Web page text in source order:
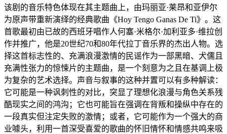
该剧的音乐特色体现在其主题曲上，由玛丽亚·莱昂和亚伊尔
为原声带重新演绎的经典歌曲《Hoy Tengo Ganas De Ti》。这
首歌最初由已故的西班牙唱作人何塞·米格尔·加利亚多·维拉创
作并推广，他是20世纪70和80年代拉丁音乐界的杰出人物。选
择这首标志性的、充满浪漫激情的民谣作为一部黑暗、犬儒且
充满性张力的惊悚片的主题曲，是一个刻意为之且在基调上极
为复杂的艺术选择。声音与叙事的这种并置可以有多种解读：
它可能是一种讽刺性的对比，突显了理想化浪漫与角色关系残
酷现实之间的鸿沟；它也可能旨在强调在背叛和操纵中存在的
一段真实但注定失败的激情；或者，它可能作为一个强大的商
业噱头，利用一首深受喜爱的歌曲的怀旧情怀和情感共鸣来吸